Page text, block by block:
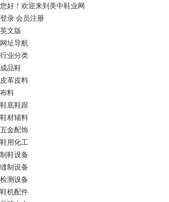
您好！ 欢迎来到美中鞋业网
登录 会员注册
英文版
网址导航
行业分类
成品鞋
皮革皮料
布料
鞋底鞋跟
鞋材辅料
五金配饰
鞋用化工
制鞋设备
缝制设备
检测设备
鞋机配件